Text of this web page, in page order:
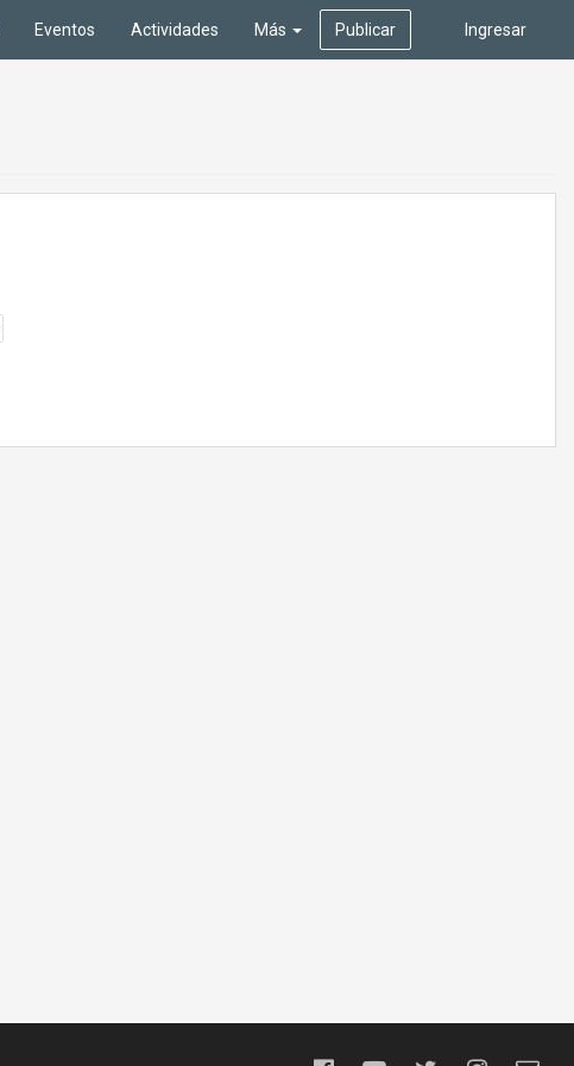
Ingresar
Eventos Actividades Más Publicar